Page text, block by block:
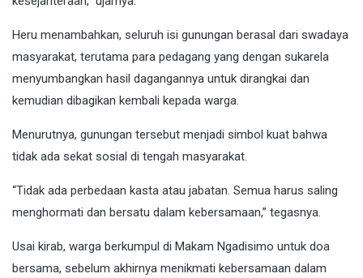
Heru menambahkan, seluruh isi gunungan berasal dari swadaya
masyarakat, terutama para pedagang yang dengan sukarela
menyumbangkan hasil dagangannya untuk dirangkai dan
kemudian dibagikan kembali kepada warga.
Menurutnya, gunungan tersebut menjadi simbol kuat bahwa
tidak ada sekat sosial di tengah masyarakat.
“Tidak ada perbedaan kasta atau jabatan. Semua harus saling
menghormati dan bersatu dalam kebersamaan,” tegasnya.
Usai kirab, warga berkumpul di Makam Ngadisimo untuk doa
bersama, sebelum akhirnya menikmati kebersamaan dalam